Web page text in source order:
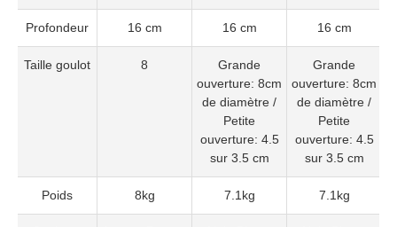
Profondeur 16 cm 16 cm 16 cm
Taille goulot 8
Grande
ouverture: 8cm
de diamètre /
Petite
ouverture: 4.5
sur 3.5 cm
Grande
ouverture: 8cm
de diamètre /
Petite
ouverture: 4.5
sur 3.5 cm
Poids 8kg 7.1kg 7.1kg